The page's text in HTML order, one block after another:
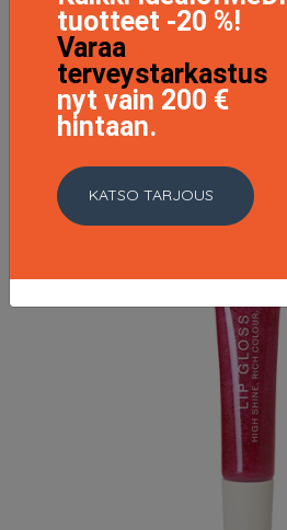
tuotteet -20 %!
Varaa
terveystarkastus
nyt vain 200 €
hintaan.
KATSO TARJOUS